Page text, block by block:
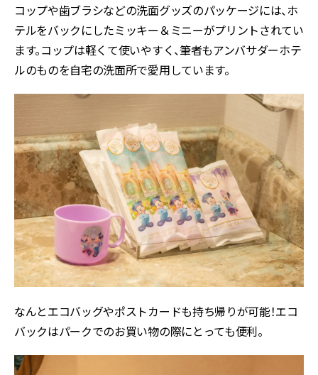
コップや歯ブラシなどの洗面グッズのパッケージには、ホ
テルをバックにしたミッキー＆ミニーがプリントされてい
ます。コップは軽くて使いやすく、筆者もアンバサダーホテ
ルのものを自宅の洗面所で愛用しています。
なんとエコバッグやポストカードも持ち帰りが可能！エコ
バックはパークでのお買い物の際にとっても便利。